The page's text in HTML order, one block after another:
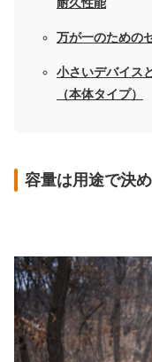
耐久性能
万が一のための
小さいデバイス
（本体タイプ）
容量は用途で決